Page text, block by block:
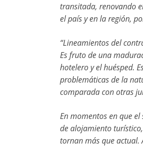
transitada, renovando
el país y en la región,
“Lineamientos del
Es fruto de una
hotelero y el huésped.
problemáticas de la
comparada con otras
En momentos en que
de alojamiento
tornan más que actual.